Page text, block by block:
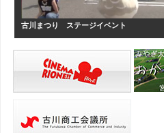
古川まつり ステージイベント